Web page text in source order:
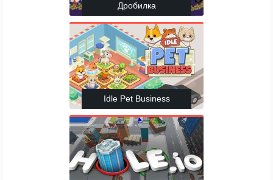
Дробилка
Idle Pet Business